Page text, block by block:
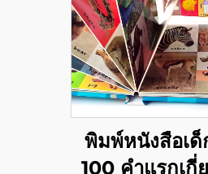
พิมพ์หนังสือเ
100 คำแรกเกี่